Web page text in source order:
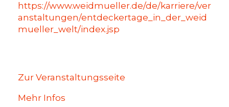
https://www.weidmueller.de/de/karriere/ver
anstaltungen/entdeckertage_in_der_weid
mueller_welt/index.jsp
Zur Veranstaltungsseite
Mehr Infos